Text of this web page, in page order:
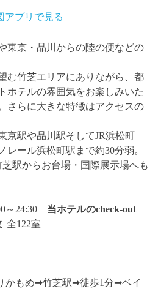
アプリで見る
東京・品川からの陸の便などの
む竹芝エリアにありながら、都
ホテルの雰囲気をお楽しみいた
さらに大きな特徴はアクセスの
京駅や品川駅そしてJR浜松町
レール浜松町駅まで約30分弱。
駅からお台場・国際展示場へも
～24:30 当ホテルのcheck-out
全122室
かもめ➡︎竹芝駅➡︎徒歩1分➡︎ベイ